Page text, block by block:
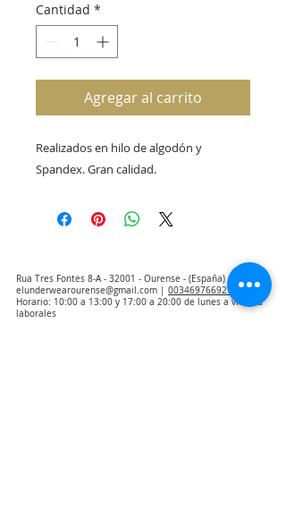
Cantidad *
Agregar al carrito
Realizados en hilo de algodón y
Spandex. Gran calidad.
Rua Tres Fontes 8-A - 32001 - Ourense - (España) |
elunderwearourense@gmail.com
0034697669271
Horario: 10:00 a 13:00 y 17:00 a 20:00 de lunes a viernes
laborales